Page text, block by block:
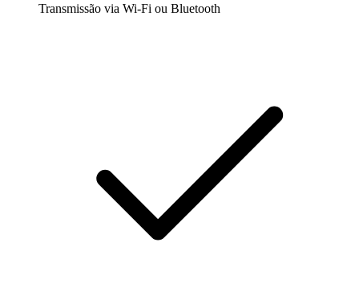
Transmissão via Wi-Fi ou Bluetooth